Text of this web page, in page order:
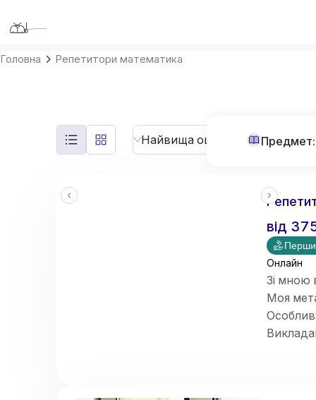
Предмет:
Головна Репетитори математика
Найвища оцінка
від
Онлайн
Зі мною
Моя